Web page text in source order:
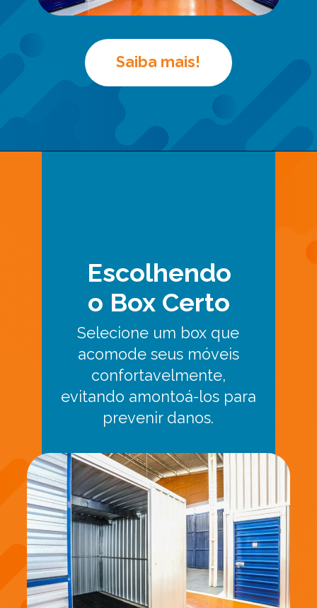
Saiba mais!
Escolhendo
o Box Certo
Selecione um box que
acomode seus móveis
confortavelmente,
evitando amontoá-los para
prevenir danos.